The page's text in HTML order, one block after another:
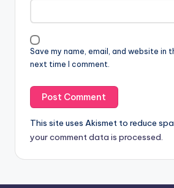
Save my name, email, and website in
next time I comment.
This site uses Akismet to reduce
your comment data is processed.